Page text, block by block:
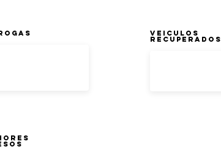
Veiculos
Recuperados